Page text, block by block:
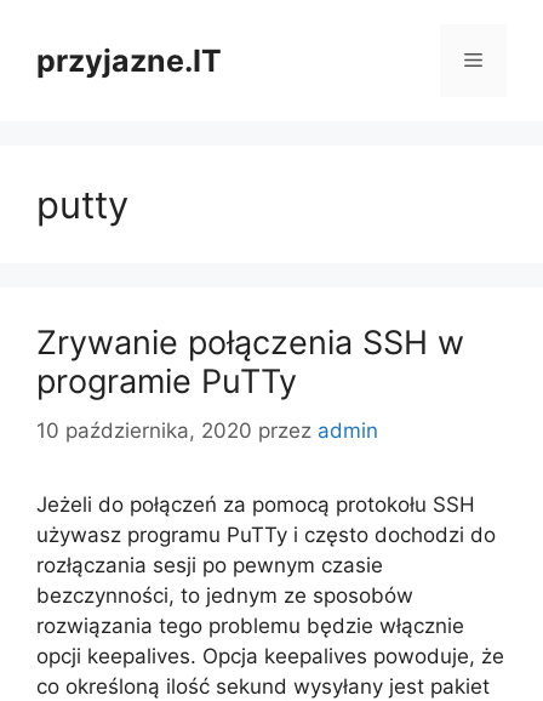
treściprzyjazne.IT Menu
putty
Zrywanie połączenia SSH w
programie PuTTy
10 października, 2020 przez admin
Jeżeli do połączeń za pomocą protokołu SSH
używasz programu PuTTy i często dochodzi do
rozłączania sesji po pewnym czasie
bezczynności, to jednym ze sposobów
rozwiązania tego problemu będzie włącznie
opcji keepalives. Opcja keepalives powoduje, że
co określoną ilość sekund wysyłany jest pakiet